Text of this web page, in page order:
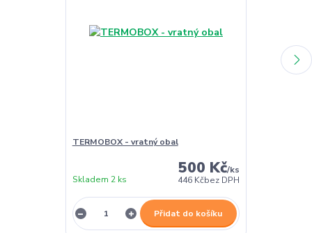
TERMOBOX - vratný obal
500 Kč/ks
446 Kčbez DPH
Skladem 2 ks
Přidat do košíku